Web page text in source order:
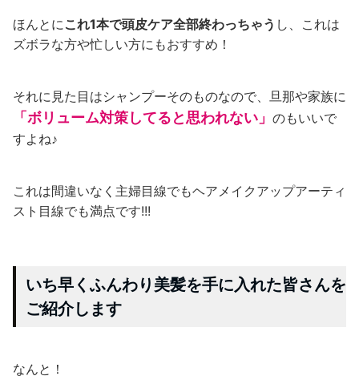
ほんとにこれ1本で頭皮ケア全部終わっちゃう し、これは
ズボラな方や忙しい方にもおすすめ！
それに見た目はシャンプーそのものなので、旦那や家族に
「ボリューム対策してると思われない」 のもいいで
すよね♪
これは間違いなく主婦目線でもヘアメイクアップアーティ
スト目線でも満点です!!!
いち早くふんわり美髪を手に入れた皆さんを
ご紹介します
なんと！